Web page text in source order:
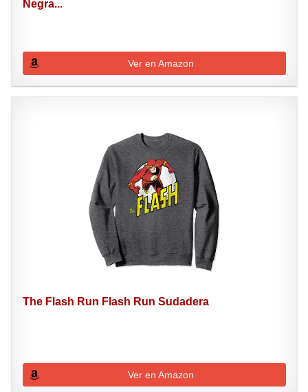
Negra...
Ver en Amazon
The Flash Run Flash Run Sudadera
Ver en Amazon